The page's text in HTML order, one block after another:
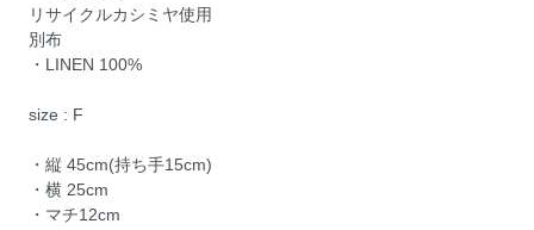
リサイクルカシミヤ使用
別布
・LINEN 100%
size : F
・縦 45cm(持ち手15cm)
・横 25cm
・マチ12cm